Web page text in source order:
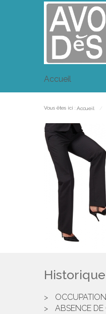
Accueil
Vous êtes ici : Accueil
Historique
ABSENCE DE